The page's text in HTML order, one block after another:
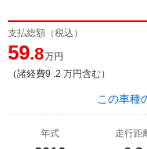
支払総額（税込）
59.8万円
（諸経費9 .2 万円含む）
この車種
年式 走行距